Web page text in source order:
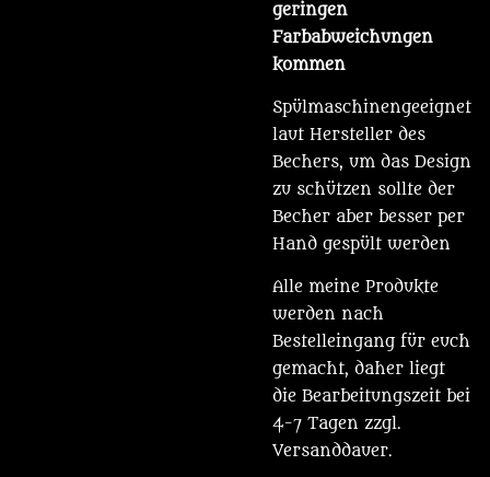
geringen
Farbabweichungen
kommen
Spülmaschinengeeignet
laut Hersteller des
Bechers, um das Design
zu schützen sollte der
Becher aber besser per
Hand gespült werden
Alle meine Produkte
werden nach
Bestelleingang für euch
gemacht, daher liegt
die Bearbeitungszeit bei
4-7 Tagen zzgl.
Versanddauer.